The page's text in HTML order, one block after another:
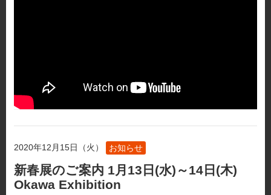
2020年12月15日（火） お知らせ
新春展のご案内 1月13日(水)～14日(木)
Okawa Exhibition